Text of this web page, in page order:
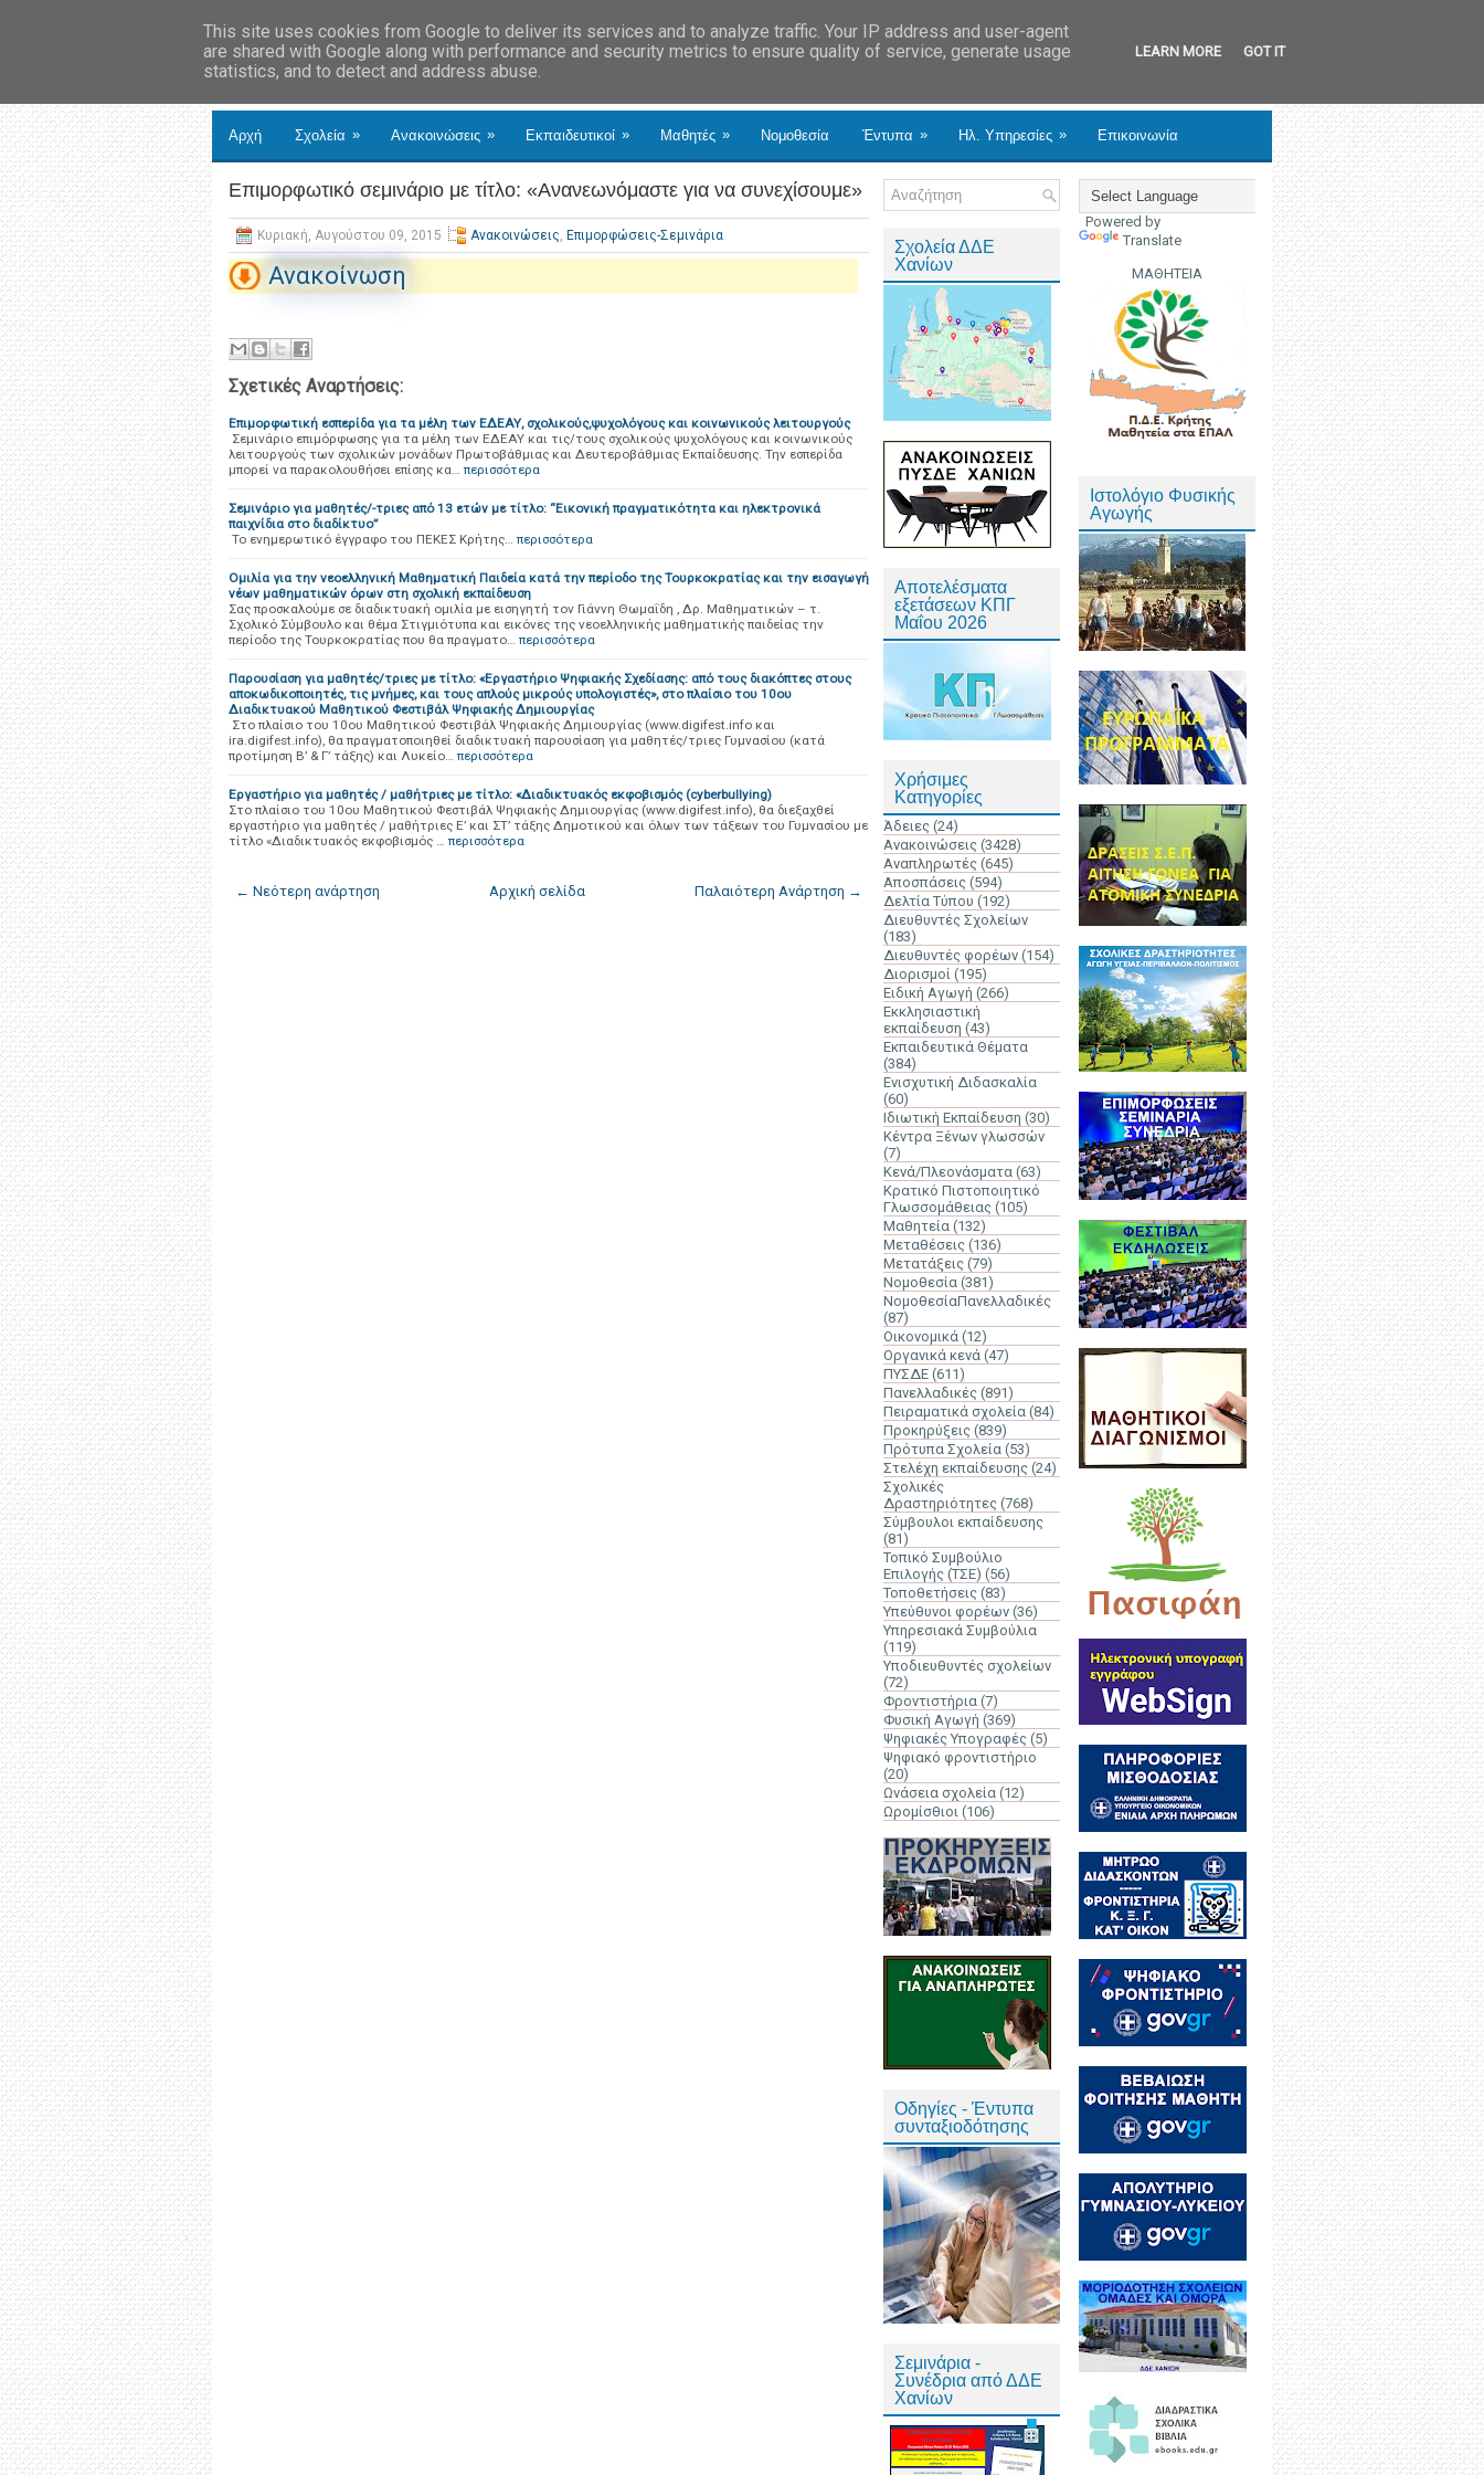
Αρχή Σχολεία » Ανακοινώσεις » Εκπαιδευτικοί » Μαθητές » Νομοθεσία Έντυπα » Ηλ. Υπηρεσίες » Επικοινωνία
Επιμορφωτικό σεμινάριο με τίτλο: «Ανανεωνόμαστε για να συνεχίσουμε»
Κυριακή, Αυγούστου 09, 2015 Ανακοινώσεις, Επιμορφώσεις-Σεμινάρια
Ανακοίνωση
Σχετικές Αναρτήσεις:
Επιμορφωτική εσπερίδα για τα μέλη των ΕΔΕΑΥ, σχολικούς,ψυχολόγους και κοινωνικούς λειτουργούς
Σεμινάριο επιμόρφωσης για τα μέλη των ΕΔΕΑΥ και τις/τους σχολικούς ψυχολόγους και κοινωνικούς
λειτουργούς των σχολικών μονάδων Πρωτοβάθμιας και Δευτεροβάθμιας Εκπαίδευσης. Την εσπερίδα
μπορεί να παρακολουθήσει επίσης κα… περισσότερα
Σεμινάριο για μαθητές/-τριες από 13 ετών με τίτλο: “Εικονική πραγματικότητα και ηλεκτρονικά
παιχνίδια στο διαδίκτυο”
Το ενημερωτικό έγγραφο του ΠΕΚΕΣ Κρήτης… περισσότερα
Ομιλία για την νεοελληνική Μαθηματική Παιδεία κατά την περίοδο της Τουρκοκρατίας και την εισαγωγή
νέων μαθηματικών όρων στη σχολική εκπαίδευση
Σας προσκαλούμε σε διαδικτυακή ομιλία με εισηγητή τον Γιάννη Θωμαΐδη , Δρ. Μαθηματικών – τ.
Σχολικό Σύμβουλο και θέμα Στιγμιότυπα και εικόνες της νεοελληνικής μαθηματικής παιδείας την
περίοδο της Τουρκοκρατίας που θα πραγματο… περισσότερα
Παρουσίαση για μαθητές/τριες με τίτλο: «Εργαστήριο Ψηφιακής Σχεδίασης: από τους διακόπτες στους
αποκωδικοποιητές, τις μνήμες, και τους απλούς μικρούς υπολογιστές», στο πλαίσιο του 10ου
Διαδικτυακού Μαθητικού Φεστιβάλ Ψηφιακής Δημιουργίας
Στο πλαίσιο του 10ου Μαθητικού Φεστιβάλ Ψηφιακής Δημιουργίας (www.digifest.info και
ira.digifest.info), θα πραγματοποιηθεί διαδικτυακή παρουσίαση για μαθητές/τριες Γυμνασίου (κατά
προτίμηση Β’ & Γ’ τάξης) και Λυκείο… περισσότερα
Εργαστήριο για μαθητές / μαθήτριες με τίτλο: «Διαδικτυακός εκφοβισμός (cyberbullying)
Στο πλαίσιο του 10ου Μαθητικού Φεστιβάλ Ψηφιακής Δημιουργίας (www.digifest.info), θα διεξαχθεί
εργαστήριο για μαθητές / μαθήτριες Ε’ και ΣΤ’ τάξης Δημοτικού και όλων των τάξεων του Γυμνασίου με
τίτλο «Διαδικτυακός εκφοβισμός … περισσότερα
← Νεότερη ανάρτηση Παλαιότερη Ανάρτηση →
Αρχική σελίδα
Σχολεία ΔΔΕ
Χανίων
Αποτελέσματα
εξετάσεων ΚΠΓ
Μαΐου 2026
Χρήσιμες
Κατηγορίες
Άδειες (24)
Ανακοινώσεις (3428)
Αναπληρωτές (645)
Αποσπάσεις (594)
Δελτία Τύπου (192)
Διευθυντές Σχολείων
(183)
Διευθυντές φορέων (154)
Διορισμοί (195)
Ειδική Αγωγή (266)
Εκκλησιαστική
εκπαίδευση (43)
Εκπαιδευτικά Θέματα
(384)
Ενισχυτική Διδασκαλία
(60)
Ιδιωτική Εκπαίδευση (30)
Κέντρα Ξένων γλωσσών
(7)
Κενά/Πλεονάσματα (63)
Κρατικό Πιστοποιητικό
Γλωσσομάθειας (105)
Μαθητεία (132)
Μεταθέσεις (136)
Μετατάξεις (79)
Νομοθεσία (381)
ΝομοθεσίαΠανελλαδικές
(87)
Οικονομικά (12)
Οργανικά κενά (47)
ΠΥΣΔΕ (611)
Πανελλαδικές (891)
Πειραματικά σχολεία (84)
Προκηρύξεις (839)
Πρότυπα Σχολεία (53)
Στελέχη εκπαίδευσης (24)
Σχολικές
Δραστηριότητες (768)
Σύμβουλοι εκπαίδευσης
(81)
Τοπικό Συμβούλιο
Επιλογής (ΤΣΕ) (56)
Τοποθετήσεις (83)
Υπεύθυνοι φορέων (36)
Υπηρεσιακά Συμβούλια
(119)
Υποδιευθυντές σχολείων
(72)
Φροντιστήρια (7)
Φυσική Αγωγή (369)
Ψηφιακές Υπογραφές (5)
Ψηφιακό φροντιστήριο
(20)
Ωνάσεια σχολεία (12)
Ωρομίσθιοι (106)
Οδηγίες - Έντυπα
συνταξιοδότησης
Σεμινάρια -
Συνέδρια από ΔΔΕ
Χανίων
Powered by
Translate
ΜΑΘΗΤΕΙΑ
Ιστολόγιο Φυσικής
Αγωγής
This site uses cookies from Google to deliver its services and to analyze traffic. Your IP address and user-agent
are shared with Google along with performance and security metrics to ensure quality of service, generate usage
statistics, and to detect and address abuse.
LEARN MORE GOT IT